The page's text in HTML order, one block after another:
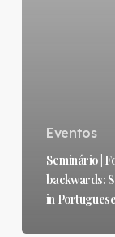
Eventos
Seminário |
backwards:
in